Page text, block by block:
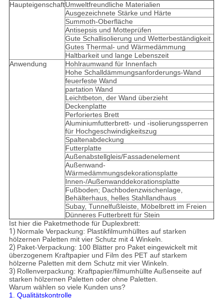
HaupteigenschaftUmweltfreundliche Materialien
Ausgezeichnete Stärke und Härte
Summoth-Oberfläche
Antisepsis und Motteprüfen
Gute Schallisolierung und Wetterbeständigkeit
Gutes Thermal- und Wärmedämmung
Haltbarkeit und lange Lebenszeit
Anwendung
Hohlraumwand für Innenfach
Hohe Schalldämmungsanforderungs-Wand
feuerfeste Wand
partation Wand
Leichtbeton, der Wand überzieht
Deckenplatte
Perforiertes Brett
Aluminiumfutterbrett- und -isolierungssperren
für Hochgeschwindigkeitszug
Spaltenabdeckung
Futterplatte
Außenabstellgleis/Fassadenelement
Außenwand-
Wärmedämmungsdekorationsplatte
Innen-/Außenwanddekorationsplatte
Fußboden; Dachbodenzwischenlage,
Behälterhaus, helles Stahllandhaus
Subay, Tunnelfußleiste, Möbelbrett im Freien
Dünneres Futterbrett für Stein
Ist hier die Paketmethode für Duplexbrett:
1) Normale Verpackung: Plastikfilmumhülltes auf starken
hölzernen Paletten mit vier Schutz mit 4 Winkeln.
2) Paket-Verpackung: 100 Blätter pro Paket eingewickelt mit
überzogenem Kraftpapier und Film des PET auf starkem
hölzerne Paletten mit dem Schutz mit vier Winkeln.
3) Rollenverpackung: Kraftpapier/filmumhüllte Außenseite auf
starken hölzernen Paletten oder ohne Paletten.
Warum wählen so viele Kunden uns?
1. Qualitätskontrolle